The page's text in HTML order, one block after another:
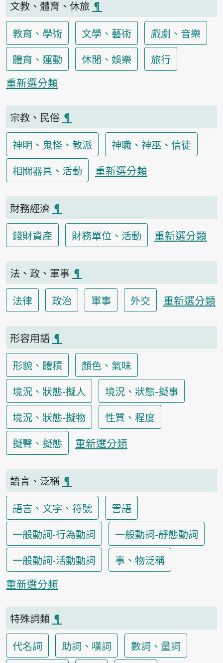
文教、體育、休旅 ¶
教育、學術
文學、藝術
戲劇、音樂
體育、運動
休閒、娛樂
旅行
重新選分類
宗教、民俗 ¶
神明、鬼怪、教派
神職、神巫、信徒
相關器具、活動
重新選分類
財務經濟 ¶
錢財資產
財務單位、活動 重新選分類
法、政、軍事 ¶
法律
政治 軍事 外交 重新選分類
形容用語 ¶
形貌、體積
顏色、氣味
境況、狀態-擬人
境況、狀態-擬事
境況、狀態-擬物
性質、程度
擬聲、擬態
重新選分類
語言、泛稱 ¶
語言、文字、符號
詈語
一般動詞-行為動詞
一般動詞-靜態動詞
一般動詞-活動動詞
事、物泛稱
重新選分類
特殊詞類 ¶
代名詞
助詞、嘆詞 數詞、量詞